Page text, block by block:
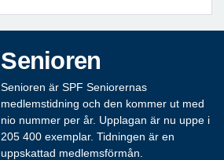
Senioren
Senioren är SPF Seniorernas
medlemstidning och den kommer ut med
nio nummer per år. Upplagan är nu uppe i
205 400 exemplar. Tidningen är en
uppskattad medlemsförmån.